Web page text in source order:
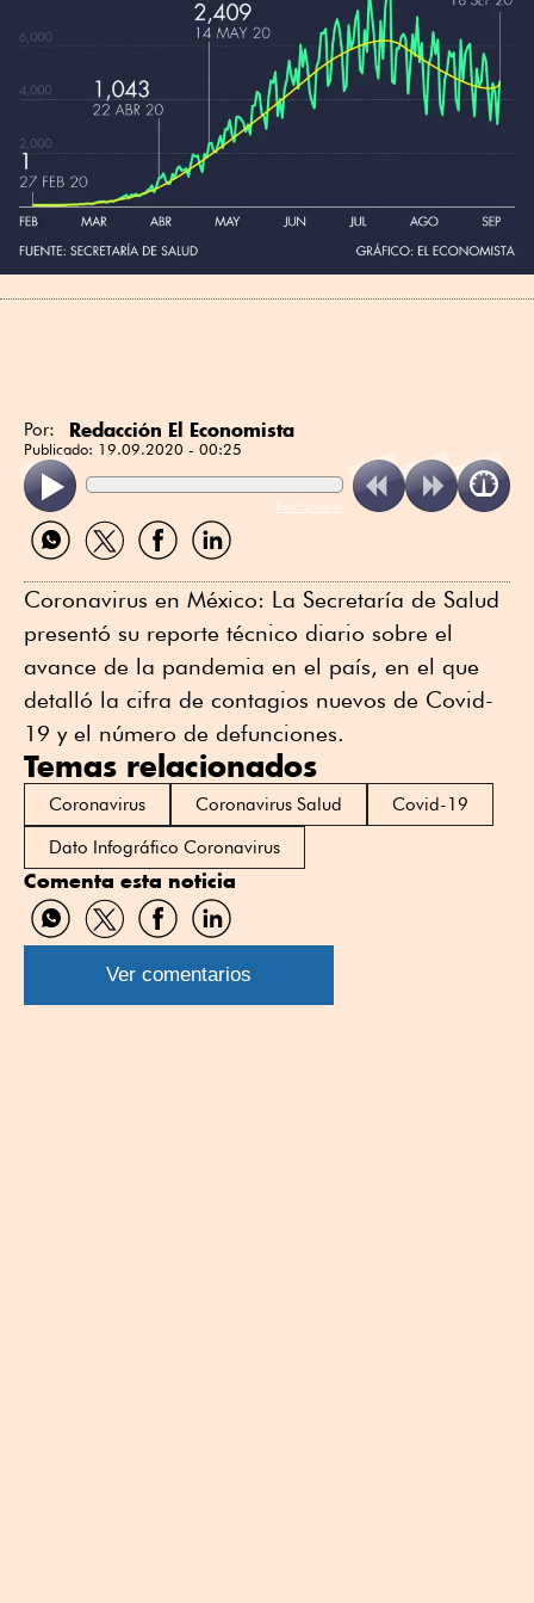
Por: Redacción El Economista
Publicado: 19.09.2020 - 00:25
ReadSpeaker
Compartir
por
Compartir
por
Compartir
por
Compartir
por
Coronavirus en México: La Secretaría de Salud
presentó su reporte técnico diario sobre el
avance de la pandemia en el país, en el que
detalló la cifra de contagios nuevos de Covid-
19 y el número de defunciones.
Temas relacionados
Coronavirus Coronavirus Salud
Covid-19
Dato Infográfico Coronavirus
Comenta esta noticia
Compartir
por
WhatsApp
Compartir
por
Twitter
Compartir
por
Facebook
Compartir
por
Linkedin
Ver comentarios